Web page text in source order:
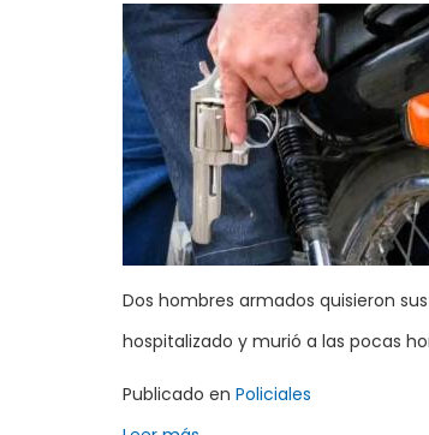
Dos hombres armados quisieron
hospitalizado y murió a las pocas
Publicado en Policiales